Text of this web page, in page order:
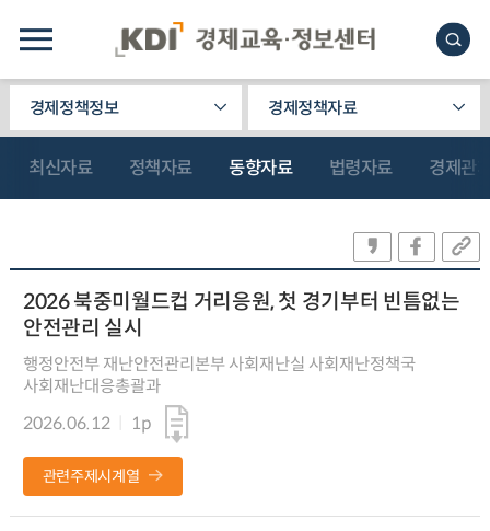
경제정책정보 경제정책자료
최신자료 정책자료 동향자료 법령자료 경제관
2026 북중미월드컵 거리응원, 첫 경기부터 빈틈없는
안전관리 실시
행정안전부 재난안전관리본부 사회재난실 사회재난정책국
사회재난대응총괄과
2026.06.12
1p
관련주제시계열